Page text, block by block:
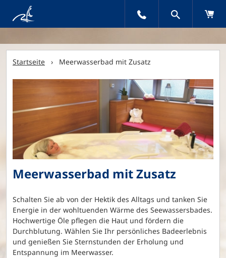
Startseite › Meerwasserbad mit Zusatz
Meerwasserbad mit Zusatz
Schalten Sie ab von der Hektik des Alltags und tanken Sie
Energie in der wohltuenden Wärme des Seewassersbades.
Hochwertige Öle pflegen die Haut und fördern die
Durchblutung. Wählen Sie Ihr persönliches Badeerlebnis
und genießen Sie Sternstunden der Erholung und
Entspannung im Meerwasser.